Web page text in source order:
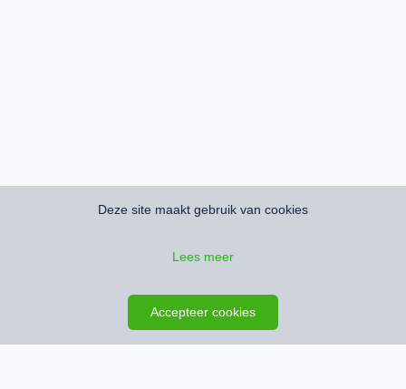
Zoeken opslaan
Deze site maakt gebruik van cookies
Lees meer
Accepteer cookies